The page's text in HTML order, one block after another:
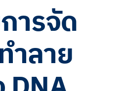
ารจัด
ำลาย